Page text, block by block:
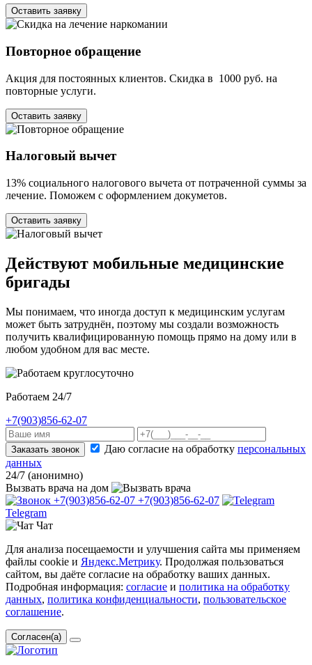
Оставить заявку
Повторное обращение
Акция для постоянных клиентов. Скидка в 1000 руб. на
повторные услуги.
Оставить заявку
Налоговый вычет
13% социального налогового вычета от потраченной суммы за
лечение. Поможем с оформлением докуметов.
Оставить заявку
Действуют мобильные медицинские
бригады
Мы понимаем, что иногда доступ к медицинским услугам
может быть затруднён, поэтому мы создали возможность
получить квалифицированную помощь прямо на дому или в
любом удобном для вас месте.
Работаем 24/7
+7(903)856-62-07
Заказать звонок Даю согласие на обработку персональных
данных
24/7 (анонимно)
Вызвать врача на дом
+7(903)856-62-07 +7(903)856-62-07
Telegram
Чат
Для анализа посещаемости и улучшения сайта мы применяем
файлы cookie и Яндекс.Метрику. Продолжая пользоваться
сайтом, вы даёте согласие на обработку ваших данных.
Подробная информация: согласие и политика на обработку
данных, политика конфиденциальности, пользовательское
соглашение.
Согласен(а)